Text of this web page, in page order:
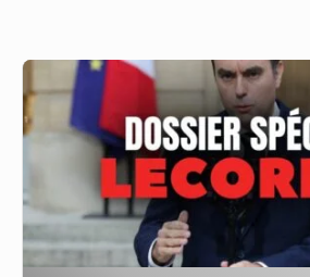
Radio
:
aussi
vos
émissions